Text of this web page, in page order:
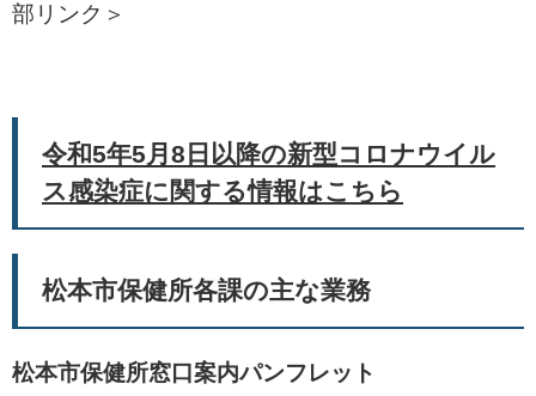
部リンク＞
令和5年5月8日以降の新型コロナウイル
ス感染症に関する情報はこちら
松本市保健所各課の主な業務
松本市保健所窓口案内パンフレット